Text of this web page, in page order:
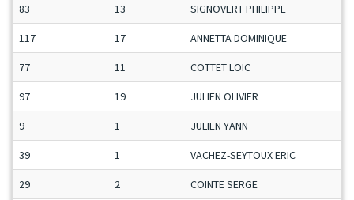
83 13 SIGNOVERT PHILIPPE
117 17 ANNETTA DOMINIQUE
77 11 COTTET LOIC
97 19 JULIEN OLIVIER
9 1 JULIEN YANN
39 1 VACHEZ-SEYTOUX ERIC
29 2 COINTE SERGE